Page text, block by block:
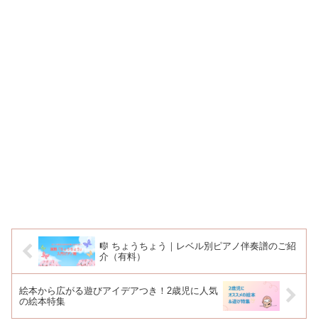
🎼 ちょうちょう｜レベル別ピアノ伴奏譜のご紹
介（有料）
絵本から広がる遊びアイデアつき！2歳児に人気
の絵本特集